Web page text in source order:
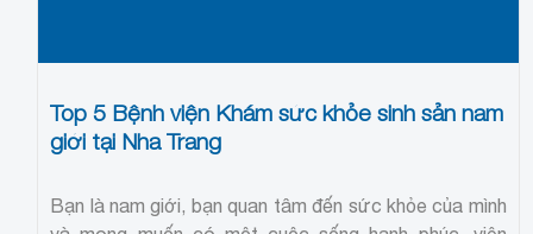
Top 5 Bệnh viện Khám sức khỏe sinh sản nam
giới tại Nha Trang
Bạn là nam giới, bạn quan tâm đến sức khỏe của mình